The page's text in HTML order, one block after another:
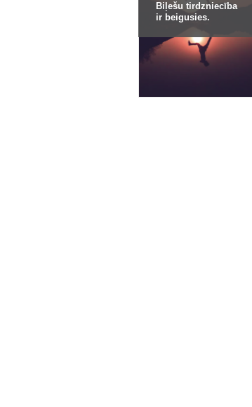
Biļešu tirdzniecība
ir beigusies.